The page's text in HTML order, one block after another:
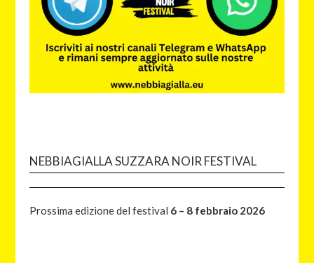
NEBBIAGIALLA SUZZARA NOIR FESTIVAL
Prossima edizione del festival 6 – 8 febbraio 2026